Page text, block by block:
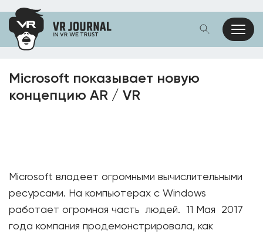
Microsoft показывает новую
концепцию AR / VR
Microsoft владеет огромными вычислительными
ресурсами. На компьютерах с Windows
работает огромная часть людей. 11 Мая 2017
года компания продемонстрировала, как